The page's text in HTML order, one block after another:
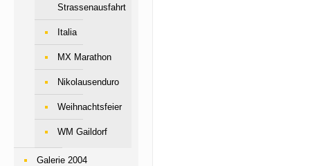
Strassenausfahrt
Italia
MX Marathon
Nikolausenduro
Weihnachtsfeier
WM Gaildorf
Galerie 2004